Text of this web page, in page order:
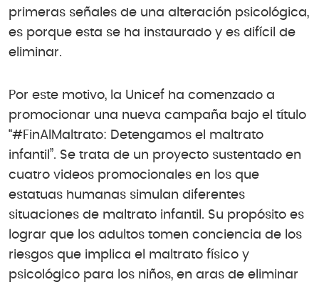
primeras señales de una alteración psicológica,
es porque esta se ha instaurado y es difícil de
eliminar.
Por este motivo, la Unicef ha comenzado a
promocionar una nueva campaña bajo el título
“#FinAlMaltrato: Detengamos el maltrato
infantil”. Se trata de un proyecto sustentado en
cuatro videos promocionales en los que
estatuas humanas simulan diferentes
situaciones de maltrato infantil. Su propósito es
lograr que los adultos tomen conciencia de los
riesgos que implica el maltrato físico y
psicológico para los niños, en aras de eliminar